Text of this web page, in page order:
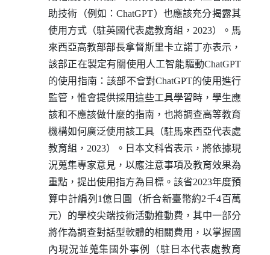
助技術（例如：ChatGPT）也應該充分揭露其
使用方式（駐英國代表處教育組，2023）。馬
來西亞高教部部長拿督斯里卡立諾丁亦表示，
該部正在製定有關使用人工智能驅動ChatGPT
的使用指南：該部不會對ChatGPT的使用進行
監管，惟會提供採用這些工具學習時，學生應
該和不應該做什麼的指南，也將調查高等教育
機構如何廣泛使用該工具（駐馬來西亞代表處
教育組，2023）。日本文科省表示，將依據現
況蒐集專家意見，以應注意事項及教育效果為
重點，提出使用指方為目標。該省2023年度預
算中計編列1億日圓（折合新臺幣約2千4百萬
元）的學校尖端技術活動推動費，其中一部分
將作為調查對話型軟體的相關費用，以掌握國
內現況並蒐集國外事例（駐日本代表處教育